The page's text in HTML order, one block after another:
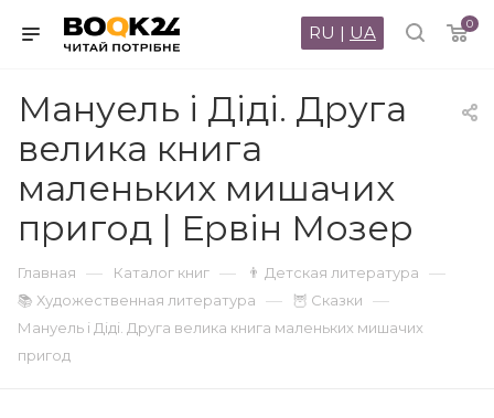
0
RU | UA
Мануель і Діді. Друга
велика книга
маленьких мишачих
пригод | Ервін Мозер
Главная — Каталог книг — 👨 Детская литература —
📚 Художественная литература — 🦉 Сказки —
Мануель і Діді. Друга велика книга маленьких мишачих
пригод